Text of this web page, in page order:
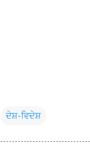
ਦੇਸ਼-ਵਿਦੇਸ਼